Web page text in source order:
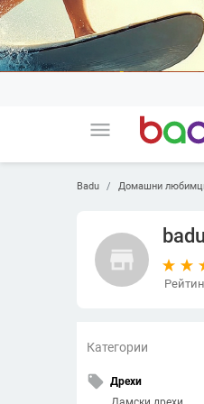
menu
Badu Домашни
store
Категории
local_offer Дрехи